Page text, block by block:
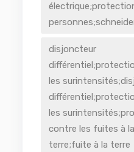
disjoncteur
les
les
contre les fuites à la
terre;fuite à la terre